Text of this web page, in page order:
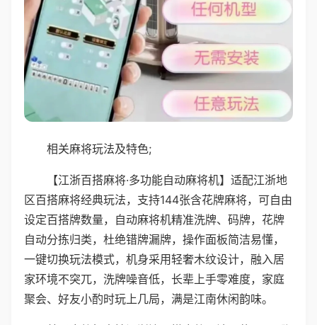
相关麻将玩法及特色;
【江浙百搭麻将·多功能自动麻将机】适配江浙地
区百搭麻将经典玩法，支持144张含花牌麻将，可自由
设定百搭牌数量，自动麻将机精准洗牌、码牌，花牌
自动分拣归类，杜绝错牌漏牌，操作面板简洁易懂，
一键切换玩法模式，机身采用轻奢木纹设计，融入居
家环境不突兀，洗牌噪音低，长辈上手零难度，家庭
聚会、好友小酌时玩上几局，满是江南休闲韵味。